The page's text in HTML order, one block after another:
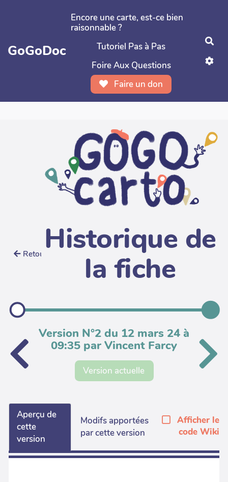
Aller au contenu principal
GoGoDoc
Encore une carte, est-ce bien
raisonnable ?
Tutoriel Pas à Pas
Foire Aux Questions
Faire un don
Retour Historique de
la fiche
Version N°2 du 12 mars 24 à
09:35 par Vincent Farcy
Version actuelle
Aperçu de
cette
version
Modifs apportées
par cette version
Afficher le
code Wiki